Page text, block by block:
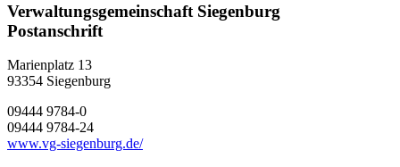
Verwaltungsgemeinschaft Siegenburg
Postanschrift
Marienplatz 13
93354 Siegenburg
09444 9784-0
09444 9784-24
www.vg-siegenburg.de/